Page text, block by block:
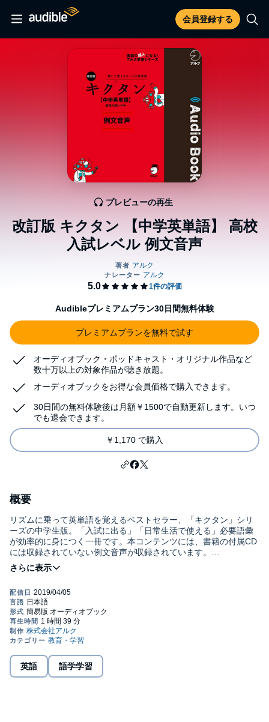
会員登録する
改訂版 キクタン 【中学英単語】 高校
入試レベル 例文音声
プレビューの再生
Audibleプレミアムプラン30日間無料体験
プレミアムプランを無料で試す
オーディオブック・ポッドキャスト・オリジナル作品など
数十万以上の対象作品が聴き放題。
オーディオブックをお得な会員価格で購入できます。
30日間の無料体験後は月額￥1500で自動更新します。いつ
でも退会できます。
￥1,170 で購入
概要
リズムに乗って英単語を覚えるベストセラー、「キクタン」シリ
ーズの中学生版。「入試に出る」「日常生活で使える」必要語彙
が効率的に身につく一冊です。本コンテンツには、書籍の付属CD
には収録されていない例文音声が収録されています。
■１日16語、８週間で896語を完全制覇！
います。一冊での学習語彙は約1350語！ 見出し語は、中学１～
３年の３つのレベル別に配列されているので、自分に合った個所
から勉強することができます。
■書籍の付属CDには収録されていないオリジナルコンテンツ
音声も収録されているため、通学時の手ぶら学習に最適です。
英語 語学学習